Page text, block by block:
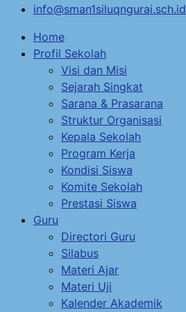
info@sman1siluqngurai.sch.id
Home
Profil Sekolah
Visi dan Misi
Sejarah Singkat
Sarana & Prasarana
Struktur Organisasi
Kepala Sekolah
Program Kerja
Kondisi Siswa
Komite Sekolah
Prestasi Siswa
Guru
Directori Guru
Silabus
Materi Ajar
Materi Uji
Kalender Akademik